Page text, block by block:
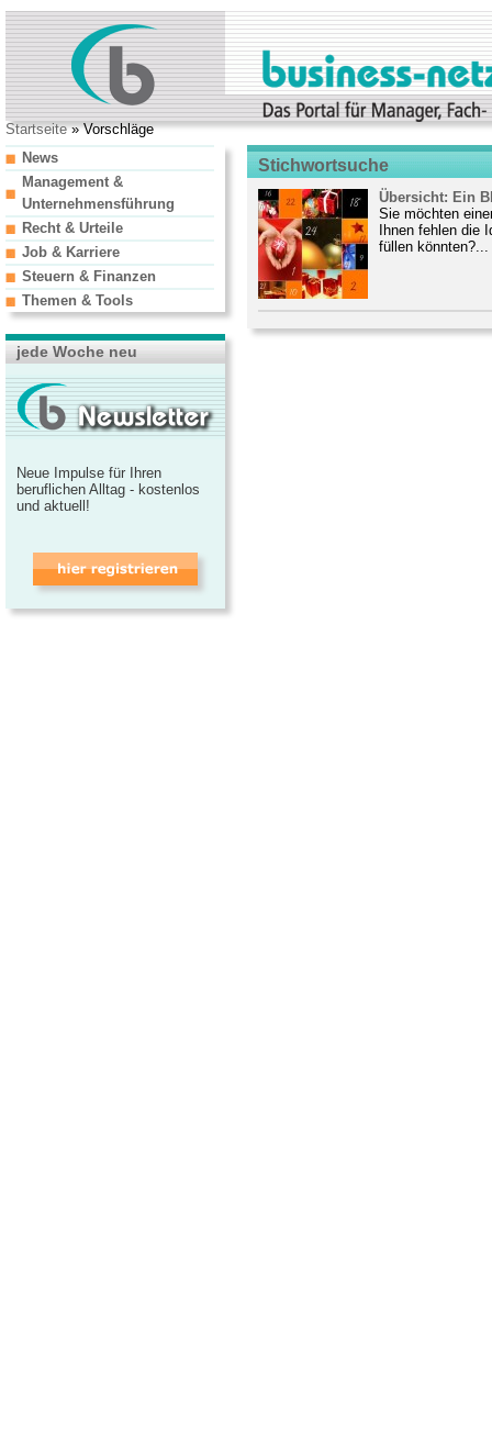
Startseite» Vorschläge
Stichwortsuche
Übersicht: Ein
Sie möchten
Ihnen fehlen die
füllen könnten?...
News
Management &
Unternehmensführung
Recht & Urteile
Job & Karriere
Steuern & Finanzen
Themen & Tools
jede Woche neu
Neue Impulse für Ihren
beruflichen Alltag - kostenlos
und aktuell!